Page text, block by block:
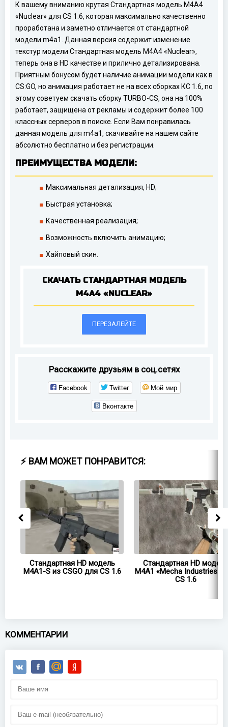
К вашему вниманию крутая Стандартная модель M4A4
«Nuclear» для CS 1.6, которая максимально качественно
проработана и заметно отличается от стандартной
модели m4a1. Данная версия содержит изменение
текстур модели Стандартная модель M4A4 «Nuclear»,
теперь она в HD качестве и прилично детализирована.
Приятным бонусом будет наличие анимации модели как в
CS:GO, но анимация работает не на всех сборках КС 1.6, по
этому советуем скачать сборку TURBO-CS, она на 100%
работает, защищена от рекламы и содержит более 100
классных серверов в поиске. Если Вам понравилась
данная модель для m4a1, скачивайте на нашем сайте
абсолютно бесплатно и без регистрации.
ПРЕИМУЩЕСТВА МОДЕЛИ:
Максимальная детализация, HD;
Быстрая установка;
Качественная реализация;
Возможность включить анимацию;
Хайповый скин.
СКАЧАТЬ СТАНДАРТНАЯ МОДЕЛЬ
M4A4 «NUCLEAR»
ПЕРЕЗАЛЕЙТЕ
Расскажите друзьям в соц.сетях
Facebook Twitter
Мой мир
Вконтакте
⚡ ВАМ МОЖЕТ ПОНРАВИТСЯ:
Стандартная HD модель
M4A1-S из CSGO для CS 1.6
Стандартная HD модель
M4A1 «Mecha Industries»
CS 1.6
КОММЕНТАРИИ